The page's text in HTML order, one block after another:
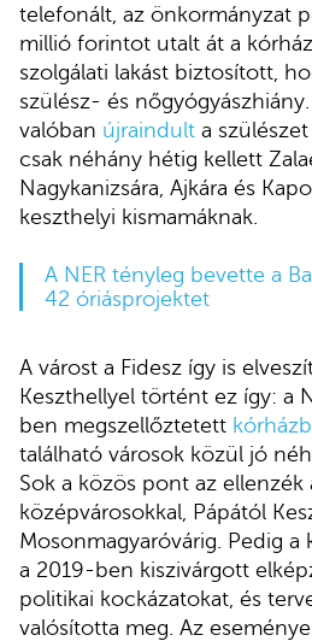
telefonált, az önkormányzat
millió forintot utalt át a
szolgálati lakást biztosított,
szülész- és
valóban újraindult a
csak néhány hétig kellett
Nagykanizsára, Ajkára és
keszthelyi kismamáknak.
A NER tényleg bevette a
42 óriásprojektet
A várost a Fidesz így is
Keszthellyel történt ez így: a
ben megszellőztetett
található városok közül jó
Sok a közös pont az
középvárosokkal, Pápától
Mosonmagyaróvárig. Pedig
a 2019-ben kiszivárgott
politikai kockázatokat, és
valósította meg. Az